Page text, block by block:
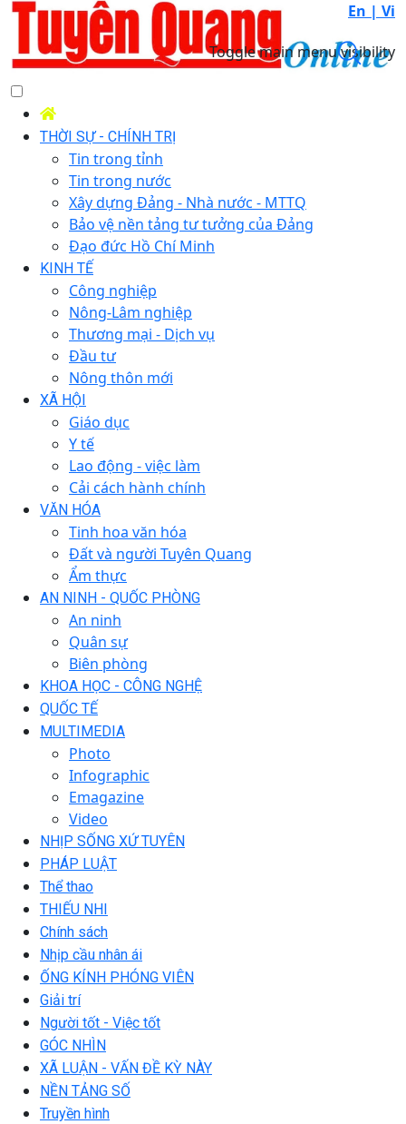
En | Vi
Toggle main menu visibility
THỜI SỰ - CHÍNH TRỊ
Tin trong tỉnh
Tin trong nước
Xây dựng Đảng - Nhà nước - MTTQ
Bảo vệ nền tảng tư tưởng của Đảng
Đạo đức Hồ Chí Minh
KINH TẾ
Công nghiệp
Nông-Lâm nghiệp
Thương mại - Dịch vụ
Đầu tư
Nông thôn mới
XÃ HỘI
Giáo dục
Y tế
Lao động - việc làm
Cải cách hành chính
VĂN HÓA
Tinh hoa văn hóa
Đất và người Tuyên Quang
Ẩm thực
AN NINH - QUỐC PHÒNG
An ninh
Quân sự
Biên phòng
KHOA HỌC - CÔNG NGHỆ
QUỐC TẾ
MULTIMEDIA
Photo
Infographic
Emagazine
Video
NHỊP SỐNG XỨ TUYÊN
PHÁP LUẬT
Thể thao
THIẾU NHI
Chính sách
Nhịp cầu nhân ái
ỐNG KÍNH PHÓNG VIÊN
Giải trí
Người tốt - Việc tốt
GÓC NHÌN
XÃ LUẬN - VẤN ĐỀ KỲ NÀY
NỀN TẢNG SỐ
Truyền hình